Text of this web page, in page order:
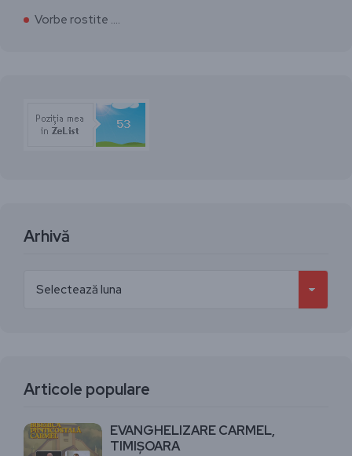
Vorbe rostite ….
Arhivă
Articole populare
EVANGHELIZARE CARMEL,
TIMIȘOARA